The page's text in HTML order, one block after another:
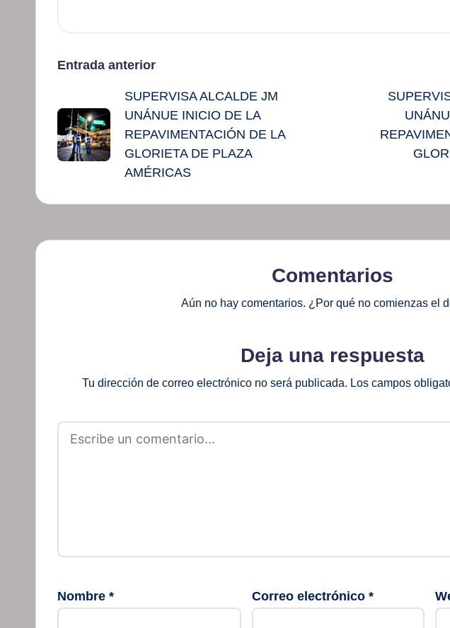
Navegación
de
entradas
Entrada anterior
SUPERVISA ALCALDE JM
UNÁNUE INICIO DE LA
REPAVIMENTACIÓN DE LA
GLORIETA DE PLAZA
AMÉRICAS
Comentarios
Aún no hay comentarios. ¿Por qué no comienzas el
Deja una respuesta
Tu dirección de correo electrónico no será publicada. Los campos
Nombre * Correo electrónico *